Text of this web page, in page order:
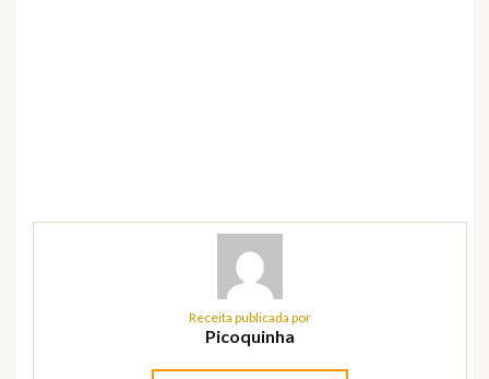
Receita publicada por
Picoquinha